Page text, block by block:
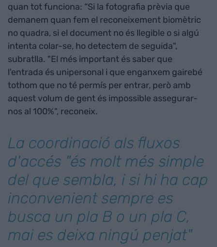
quan tot funciona: “Si la fotografia prèvia que
demanem quan fem el reconeixement biomètric
no quadra, si el document no és llegible o si algú
intenta colar-se, ho detectem de seguida",
subratlla. "El més important és saber que
l'entrada és unipersonal i que enganxem gairebé
tothom que no té permís per entrar, però amb
aquest volum de gent és impossible assegurar-
nos al 100%", reconeix.
La coordinació als fluxos
d'accés "és molt més simple
del que sembla, i si hi ha cap
inconvenient sempre es
busca un pla B o un pla C,
mai es deixa ningú penjat"